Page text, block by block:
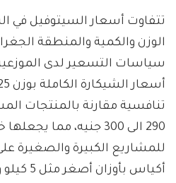
تتفاوت أسعار السيتوفيل
الوزن والكمية والمنطقة
سياسات التسعير لدى الموزعين
تنافسية مقارنة بالمنتجات
290 الى 300 جنيه، مما
للمشاريع الكبيرة والصغيرة